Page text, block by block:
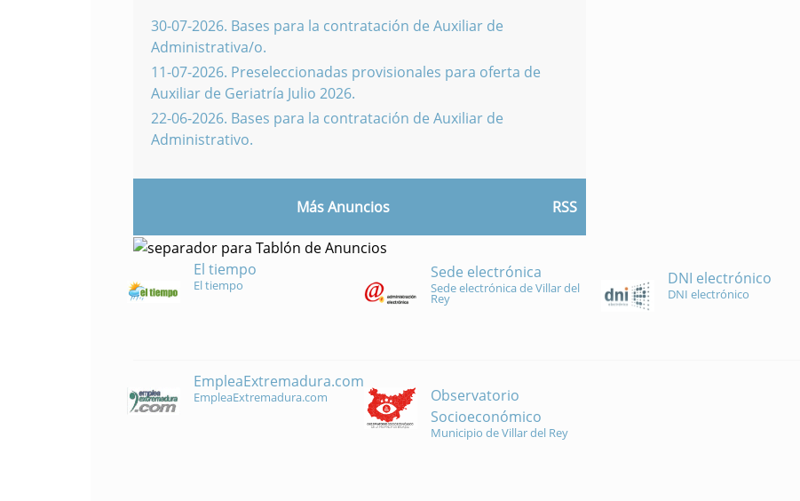
30-07-2026. Bases para la contratación de Auxiliar de
Administrativa/o.
11-07-2026. Preseleccionadas provisionales para oferta de
Auxiliar de Geriatría Julio 2026.
22-06-2026. Bases para la contratación de Auxiliar de
Administrativo.
Más Anuncios RSS
El tiempo
El tiempo
Sede electrónica
Sede electrónica de Villar del
Rey
DNI electrónico
DNI electrónico
EmpleaExtremadura.com
EmpleaExtremadura.com
Observatorio
Socioeconómico
Municipio de Villar del Rey